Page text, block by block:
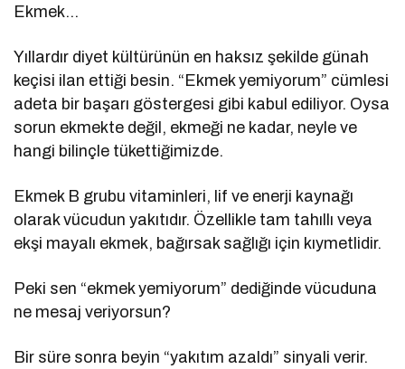
Ekmek…
Yıllardır diyet kültürünün en haksız şekilde günah
keçisi ilan ettiği besin. “Ekmek yemiyorum” cümlesi
adeta bir başarı göstergesi gibi kabul ediliyor. Oysa
sorun ekmekte değil, ekmeği ne kadar, neyle ve
hangi bilinçle tükettiğimizde.
Ekmek B grubu vitaminleri, lif ve enerji kaynağı
olarak vücudun yakıtıdır. Özellikle tam tahıllı veya
ekşi mayalı ekmek, bağırsak sağlığı için kıymetlidir.
Peki sen “ekmek yemiyorum” dediğinde vücuduna
ne mesaj veriyorsun?
Bir süre sonra beyin “yakıtım azaldı” sinyali verir.